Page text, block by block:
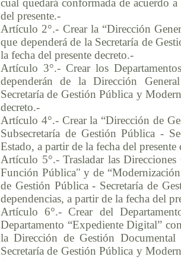
cual quedará conformada de acuerdo
del presente.-
Artículo 2°.- Crear la “Dirección
que dependerá de la Secretaría de
la fecha del presente decreto.-
Artículo 3°.- Crear los
dependerán de la Dirección
Secretaría de Gestión Pública y
decreto.-
Artículo 4°.- Crear la “Dirección de
Subsecretaría de Gestión Pública -
Estado, a partir de la fecha del presente
Artículo 5°.- Trasladar las
Función Pública" y de
de Gestión Pública - Secretaría de
dependencias, a partir de la fecha del
Artículo 6°.- Crear del
Departamento “Expediente Digital”
la Dirección de Gestión
Secretaría de Gestión Pública y